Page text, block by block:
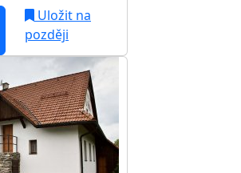
Uložit na
později